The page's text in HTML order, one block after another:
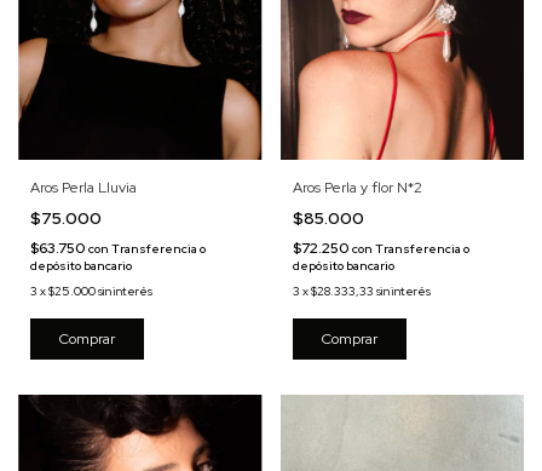
Aros Perla Lluvia
$75.000
$63.750 con Transferencia o
depósito bancario
3 x$25.000sin interés
Aros Perla y flor N*2
$85.000
$72.250 con Transferencia o
depósito bancario
3 x$28.333,33 sin interés